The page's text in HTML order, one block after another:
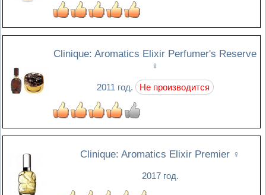
Clinique: Aromatics Elixir Perfumer's Reserve
♀
2011 год. Не производится
Clinique: Aromatics Elixir Premier ♀
2017 год.